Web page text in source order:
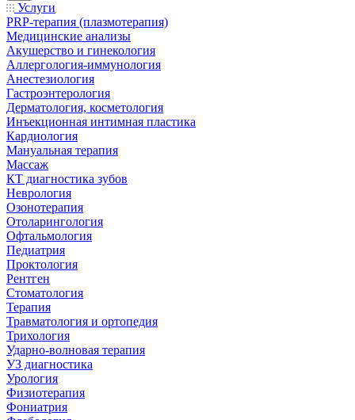
Услуги
PRP-терапия (плазмотерапия)
Медицинские анализы
Акушерство и гинекология
Аллергология-иммунология
Анестезиология
Гастроэнтерология
Дерматология, косметология
Инъекционная интимная пластика
Кардиология
Мануальная терапия
Массаж
КТ диагностика зубов
Неврология
Озонотерапия
Отоларингология
Офтальмология
Педиатрия
Проктология
Рентген
Стоматология
Терапия
Травматология и ортопедия
Трихология
Ударно-волновая терапия
УЗ диагностика
Урология
Физиотерапия
Фониатрия